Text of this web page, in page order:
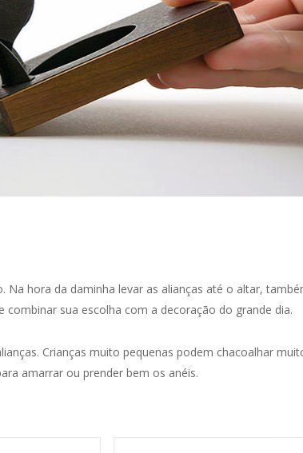
Na hora da daminha levar as alianças até o altar,
sua escolha com a decoração do grande dia.
Crianças muito pequenas podem chacoalhar
amarrar ou prender bem os anéis.